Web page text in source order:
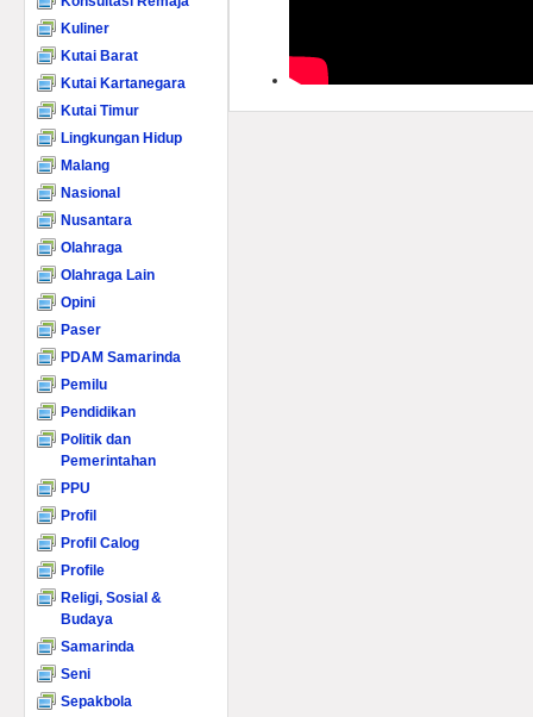
Kuliner
Kutai Barat
Kutai Kartanegara
Kutai Timur
Lingkungan Hidup
Malang
Nasional
Nusantara
Olahraga
Olahraga Lain
Opini
Paser
PDAM Samarinda
Pemilu
Pendidikan
Politik dan
Pemerintahan
PPU
Profil
Profil Calog
Profile
Religi, Sosial &
Budaya
Samarinda
Seni
Sepakbola